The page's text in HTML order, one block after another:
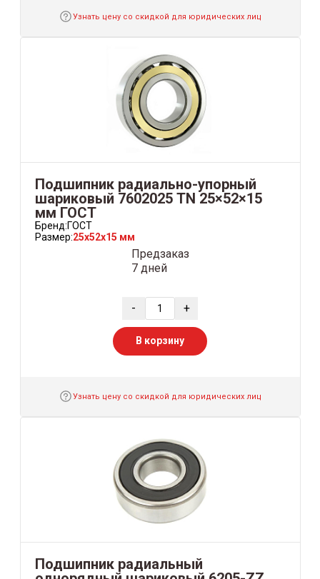
Узнать цену со скидкой для юридических лиц
Подшипник радиально-упорный
шариковый 7602025 TN 25×52×15
мм ГОСТ
Бренд:ГОСТ
Размер:25x52x15 мм
Предзаказ
7 дней
- +
В корзину
Узнать цену со скидкой для юридических лиц
Подшипник радиальный